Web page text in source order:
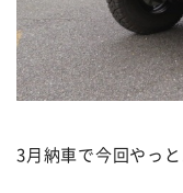
3月納車で今回やっ